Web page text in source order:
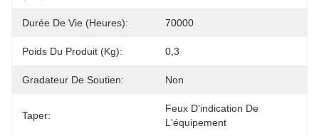
Durée De Vie (heures): 70000
Poids Du Produit (kg): 0,3
Gradateur De Soutien: Non
Taper:
Feux D'indication De
L'équipement